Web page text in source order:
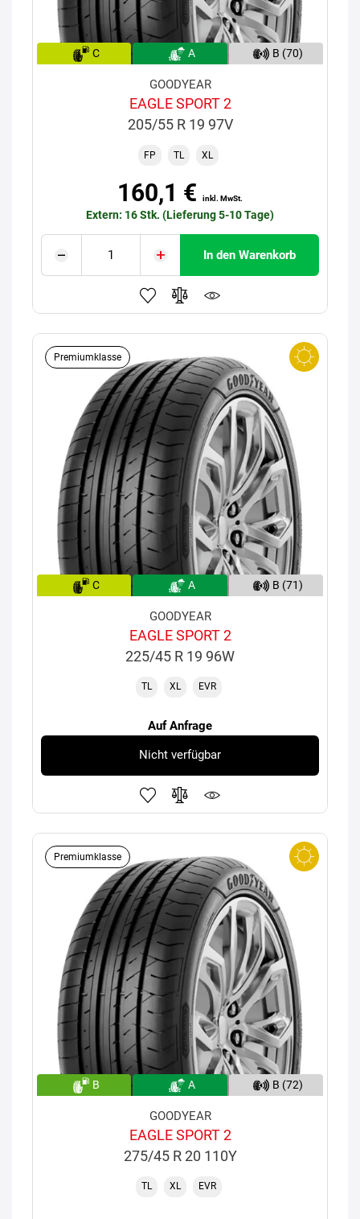
C A B (70)
GOODYEAR
EAGLE SPORT 2
205/55 R 19 97V
FP TL XL
160,1 € inkl. MwSt.
Extern: 16 Stk. (Lieferung 5-10 Tage)
In den Warenkorb
Premiumklasse
C A B (71)
GOODYEAR
EAGLE SPORT 2
225/45 R 19 96W
TL XL EVR
Auf Anfrage
Nicht verfügbar
Premiumklasse
B A B (72)
GOODYEAR
EAGLE SPORT 2
275/45 R 20 110Y
TL XL EVR